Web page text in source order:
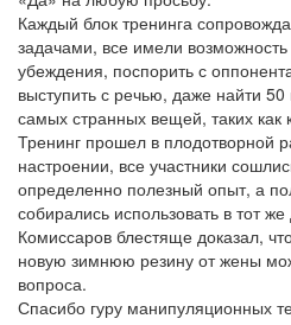
Каждый блок тренинга
задачами, все имели
убеждения, поспорить с
выступить с речью, даже найти
самых странных вещей, таких
Тренинг прошел в плодотворной
настроении, все участники
определенно полезный опыт, а
собирались использовать в тот
Комиссаров блестяще доказал,
новую зимнюю резину от жены
вопроса.
Спасибо гуру манипуляционных